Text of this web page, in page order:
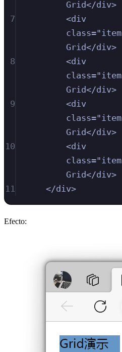
Grid</div>
7
<div
class="item
Grid</div>
8
<div
class="item
Grid</div>
9
<div
class="item
Grid</div>
10
<div
class="item
Grid</div>
11
</div>
Efecto: